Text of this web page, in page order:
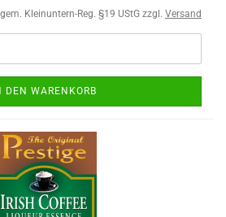
Kleinuntern-Reg. §19 UStG zzgl. Versand
DEN WARENKORB